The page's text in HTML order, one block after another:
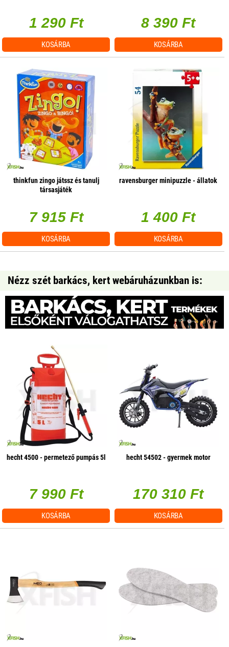
1 290 Ft
KOSÁRBA
8 390 Ft
KOSÁRBA
thinkfun zingo játssz és tanulj
társasjáték
7 915 Ft
KOSÁRBA
ravensburger minipuzzle - állatok
1 400 Ft
KOSÁRBA
Nézz szét barkács, kert webáruházunkban is:
hecht 4500 - permetező pumpás 5l
7 990 Ft
KOSÁRBA
hecht 54502 - gyermek motor
170 310 Ft
KOSÁRBA